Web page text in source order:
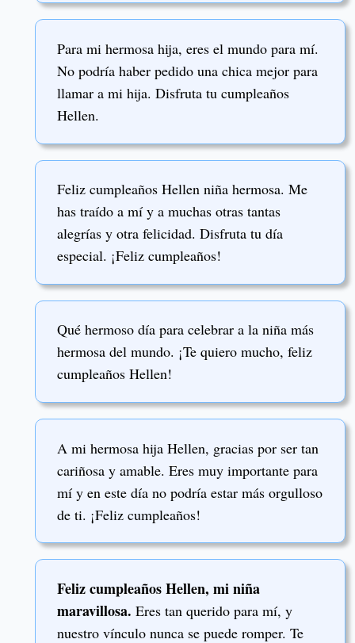
Para mi hermosa hija, eres el mundo para mí.
No podría haber pedido una chica mejor para
llamar a mi hija. Disfruta tu cumpleaños
Hellen.
Feliz cumpleaños Hellen niña hermosa. Me
has traído a mí y a muchas otras tantas
alegrías y otra felicidad. Disfruta tu día
especial. ¡Feliz cumpleaños!
Qué hermoso día para celebrar a la niña más
hermosa del mundo. ¡Te quiero mucho, feliz
cumpleaños Hellen!
A mi hermosa hija Hellen, gracias por ser tan
cariñosa y amable. Eres muy importante para
mí y en este día no podría estar más orgulloso
de ti. ¡Feliz cumpleaños!
Feliz cumpleaños Hellen, mi niña
maravillosa. Eres tan querido para mí, y
nuestro vínculo nunca se puede romper. Te